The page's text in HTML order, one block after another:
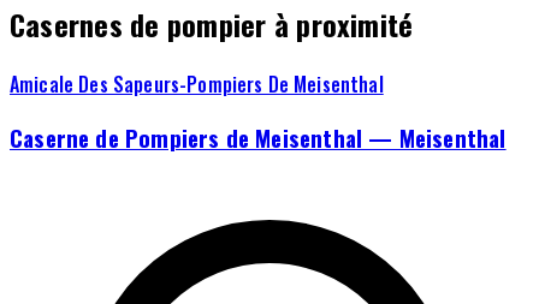
Casernes de pompier à proximité
Amicale Des Sapeurs-Pompiers De Meisenthal
Caserne de Pompiers de Meisenthal — Meisenthal